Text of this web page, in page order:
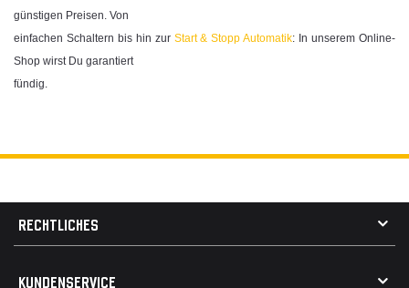
günstigen Preisen. Von
einfachen Schaltern bis hin zur Start & Stopp Automatik: In unserem Online-
Shop wirst Du garantiert
fündig.
RECHTLICHES
KUNDENSERVICE